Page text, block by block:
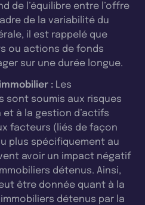
de l’équilibre entre l’offre
de la variabilité du
il est rappelé que
ou actions de fonds
sur une durée longue.
: Les
sont soumis aux risques
à la gestion d’actifs
facteurs (liés de façon
plus spécifiquement au
avoir un impact négatif
détenus. Ainsi,
être donnée quant à la
détenus par la